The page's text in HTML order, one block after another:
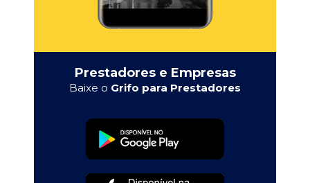
Prestadores e Empresas
Baixe o Grifo para Prestadores